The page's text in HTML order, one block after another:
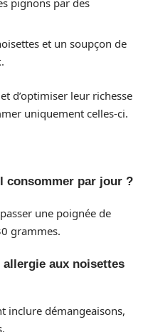
et un soupçon de
d’optimiser leur richesse
uniquement celles-ci.
consommer par jour ?
une poignée de
grammes.
allergie aux noisettes
inclure démangeaisons,